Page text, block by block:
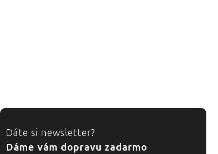
ZÁPÄTIE
Dáte si newsletter?
Dáme vám dopravu zadarmo